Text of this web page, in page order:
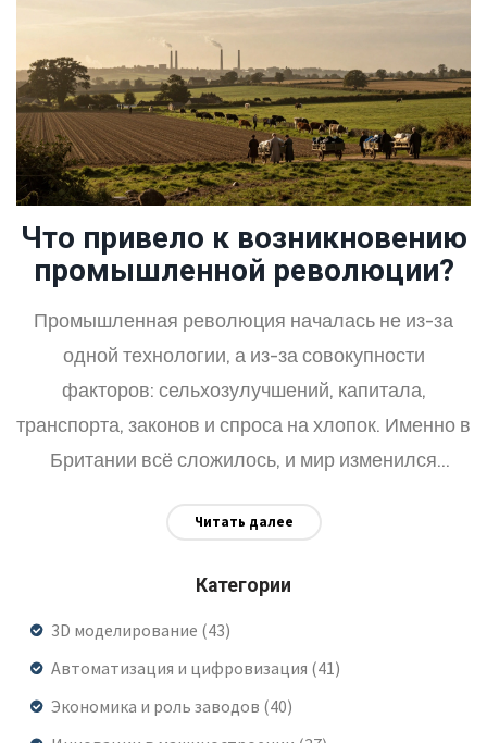
Что привело к возникновению
промышленной революции?
Промышленная революция началась не из-за
одной технологии, а из-за совокупности
факторов: сельхозулучшений, капитала,
транспорта, законов и спроса на хлопок. Именно в
Британии всё сложилось, и мир изменился
Читать далее
Категории
3D моделирование (43)
Автоматизация и цифровизация (41)
Экономика и роль заводов (40)